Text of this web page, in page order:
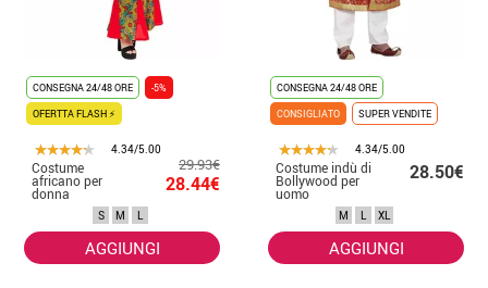
CONSEGNA 24/48 ORE
-5%
OFERTTA FLASH ⚡
4.34/5.00
Costume
africano per
donna
29.93€
28.44€
S M L
AGGIUNGI
CONSEGNA 24/48 ORE
CONSIGLIATO
SUPER VENDITE
4.34/5.00
Costume indù di
Bollywood per
uomo
28.50€
M L XL
AGGIUNGI